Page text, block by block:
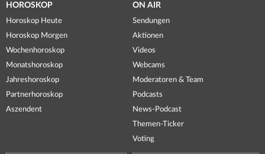
HOROSKOP
Horoskop Heute
Horoskop Morgen
Wochenhoroskop
Monatshoroskop
Jahreshoroskop
Partnerhoroskop
Aszendent
ON AIR
Sendungen
Aktionen
Videos
Webcams
Moderatoren & Team
Podcasts
News-Podcast
Themen-Ticker
Voting